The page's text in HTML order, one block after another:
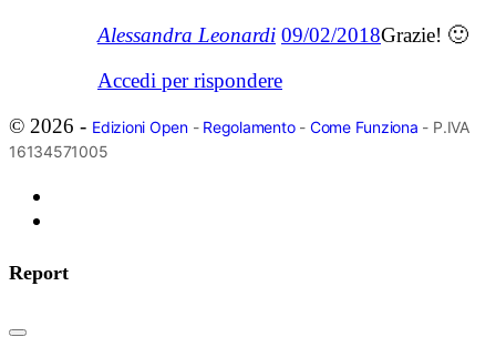
Alessandra Leonardi 09/02/2018Grazie! 🙂
Accedi per rispondere
© 2026 - Edizioni Open- Regolamento- Come Funziona - P.IVA
16134571005
Report